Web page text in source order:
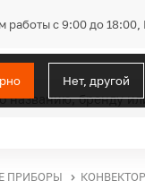
работы с 9:00 до
Нет, другой
ПРИБОРЫ